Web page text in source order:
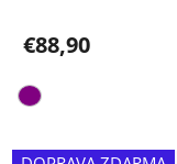
€88,90